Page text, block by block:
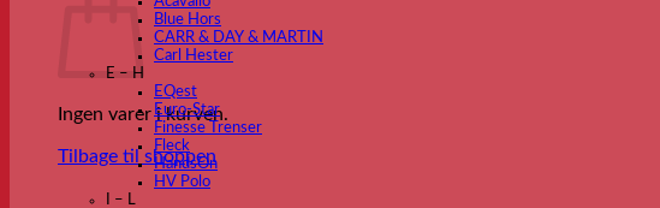
Ingen varer i kurven.
Tilbage til shoppen
Blue Hors
CARR & DAY & MARTIN
Carl Hester
E – H
EQest
Euro-Star
Finesse Trenser
Fleck
HandsOn
HV Polo
I – L